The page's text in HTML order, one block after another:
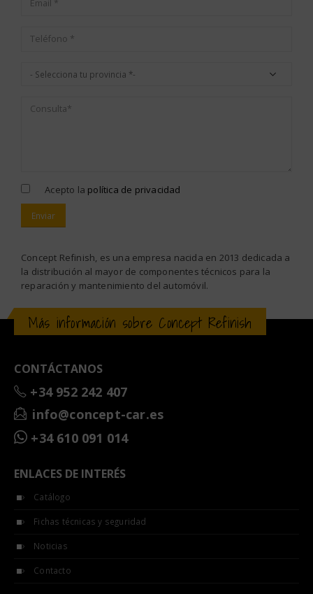
Acepto la política de privacidad
Concept Refinish, es una empresa nacida en 2013 dedicada a
la distribución al mayor de componentes técnicos para la
reparación y mantenimiento del automóvil.
Más información sobre Concept Refinish
CONTÁCTANOS
+34 952 242 407
info@concept-car.es
+34 610 091 014
ENLACES DE INTERÉS
Catálogo
Fichas técnicas y seguridad
Noticias
Contacto